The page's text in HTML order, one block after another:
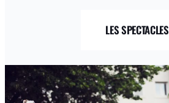
LES SPECTACLES